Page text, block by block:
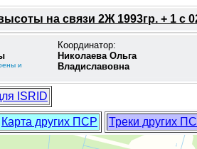
на связи 2Ж 1993гр. + 1 с
и
Координатор:
Николаева Ольга
Владиславовна
ISRID
Карта других ПСР Треки других